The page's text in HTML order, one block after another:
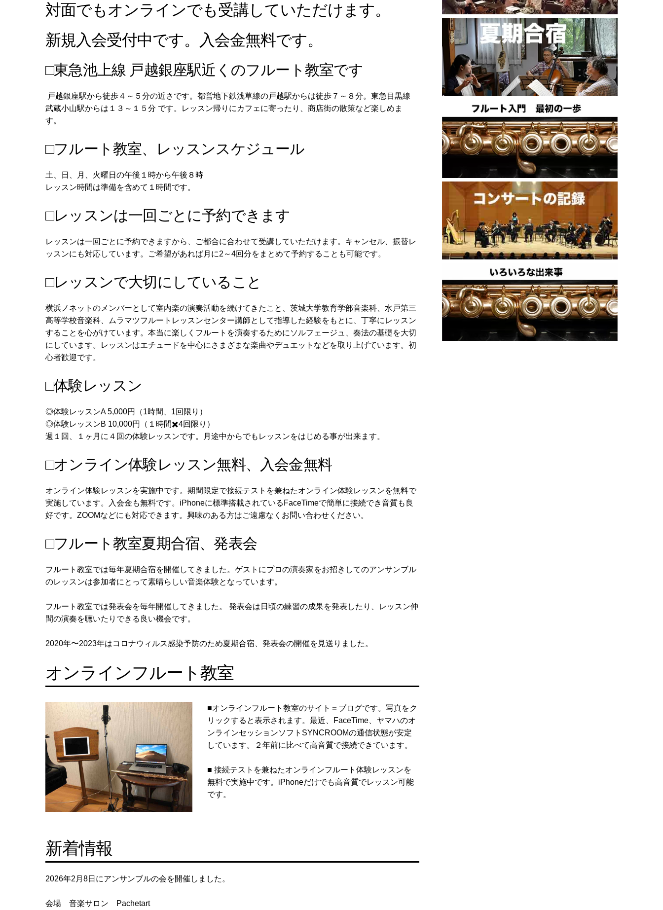
対面でもオンラインでも受講していただけます。
新規入会受付中です。入会金無料です。
□東急池上線 戸越銀座駅近くのフルート教室です
戸越銀座駅から徒歩４～５分の近さです。都営地下鉄浅草線の戸越駅からは徒歩７～８分。東急目黒線
武蔵小山駅からは１３～１５分 です。レッスン帰りにカフェに寄ったり、商店街の散策など楽しめま
す。
□フルート教室、レッスンスケジュール
土、日、月、火曜日の午後１時から午後８時
レッスン時間は準備を含めて１時間です。
□レッスンは一回ごとに予約できます
レッスンは一回ごとに予約できますから、ご都合に合わせて受講していただけます。キャンセル、振替レ
ッスンにも対応しています。ご希望があれば月に2～4回分をまとめて予約することも可能です。
□レッスンで大切にしていること
横浜ノネットのメンバーとして室内楽の演奏活動を続けてきたこと、茨城大学教育学部音楽科、水戸第三
高等学校音楽科、ムラマツフルートレッスンセンター講師として指導した経験をもとに、丁寧にレッスン
することを心がけています。本当に楽しくフルートを演奏するためにソルフェージュ、奏法の基礎を大切
にしています。レッスンはエチュードを中心にさまざまな楽曲やデュエットなどを取り上げています。初
心者歓迎です。
□体験レッスン
◎体験レッスンA 5,000円（1時間、1回限り）
◎体験レッスンB 10,000円（１時間✖️4回限り）
週１回、１ヶ月に４回の体験レッスンです。月途中からでもレッスンをはじめる事が出来ます。
□オンライン体験レッスン無料、入会金無料
オンライン体験レッスンを実施中です。期間限定で接続テストを兼ねたオンライン体験レッスンを無料で
実施しています。入会金も無料です。iPhoneに標準搭載されているFaceTimeで簡単に接続でき音質も良
好です。ZOOMなどにも対応できます。興味のある方はご遠慮なくお問い合わせください。
□フルート教室夏期合宿、発表会
フルート教室では毎年夏期合宿を開催してきました。ゲストにプロの演奏家をお招きしてのアンサンブル
のレッスンは参加者にとって素晴らしい音楽体験となっています。
フルート教室では発表会を毎年開催してきました。 発表会は日頃の練習の成果を発表したり、レッスン仲
間の演奏を聴いたりできる良い機会です。
2020年〜2023年はコロナウィルス感染予防のため夏期合宿、発表会の開催を見送りました。
オンラインフルート教室
■オンラインフルート教室のサイト＝ブログです。写真をク
リックすると表示されます。最近、FaceTime、ヤマハのオ
ンラインセッションソフトSYNCROOMの通信状態が安定
しています。２年前に比べて高音質で接続できています。
■ 接続テストを兼ねたオンラインフルート体験レッスンを
無料で実施中です。iPhoneだけでも高音質でレッスン可能
です。
新着情報
2026年2月8日にアンサンブルの会を開催しました。
会場 音楽サロン Pachetart